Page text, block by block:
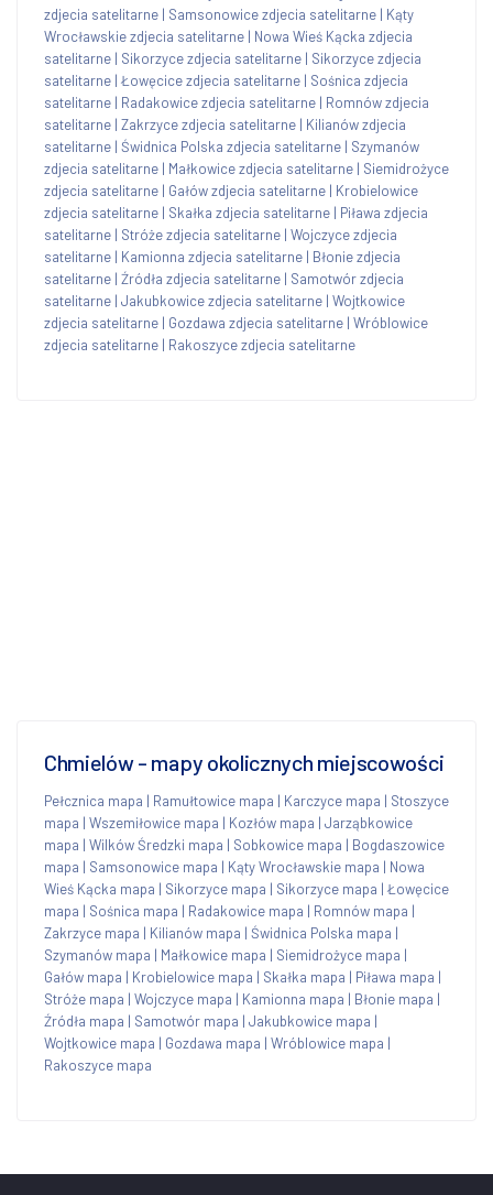
zdjecia satelitarne | Samsonowice zdjecia satelitarne | Kąty
Wrocławskie zdjecia satelitarne | Nowa Wieś Kącka zdjecia
satelitarne | Sikorzyce zdjecia satelitarne | Sikorzyce zdjecia
satelitarne | Łowęcice zdjecia satelitarne | Sośnica zdjecia
satelitarne | Radakowice zdjecia satelitarne | Romnów zdjecia
satelitarne | Zakrzyce zdjecia satelitarne | Kilianów zdjecia
satelitarne | Świdnica Polska zdjecia satelitarne | Szymanów
zdjecia satelitarne | Małkowice zdjecia satelitarne | Siemidrożyce
zdjecia satelitarne | Gałów zdjecia satelitarne | Krobielowice
zdjecia satelitarne | Skałka zdjecia satelitarne | Piława zdjecia
satelitarne | Stróże zdjecia satelitarne | Wojczyce zdjecia
satelitarne | Kamionna zdjecia satelitarne | Błonie zdjecia
satelitarne | Źródła zdjecia satelitarne | Samotwór zdjecia
satelitarne | Jakubkowice zdjecia satelitarne | Wojtkowice
zdjecia satelitarne | Gozdawa zdjecia satelitarne | Wróblowice
zdjecia satelitarne | Rakoszyce zdjecia satelitarne
Chmielów - mapy okolicznych miejscowości
Pełcznica mapa | Ramułtowice mapa | Karczyce mapa | Stoszyce
mapa | Wszemiłowice mapa | Kozłów mapa | Jarząbkowice
mapa | Wilków Średzki mapa | Sobkowice mapa | Bogdaszowice
mapa | Samsonowice mapa | Kąty Wrocławskie mapa | Nowa
Wieś Kącka mapa | Sikorzyce mapa | Sikorzyce mapa | Łowęcice
mapa | Sośnica mapa | Radakowice mapa | Romnów mapa |
Zakrzyce mapa | Kilianów mapa | Świdnica Polska mapa |
Szymanów mapa | Małkowice mapa | Siemidrożyce mapa |
Gałów mapa | Krobielowice mapa | Skałka mapa | Piława mapa |
Stróże mapa | Wojczyce mapa | Kamionna mapa | Błonie mapa |
Źródła mapa | Samotwór mapa | Jakubkowice mapa |
Wojtkowice mapa | Gozdawa mapa | Wróblowice mapa |
Rakoszyce mapa